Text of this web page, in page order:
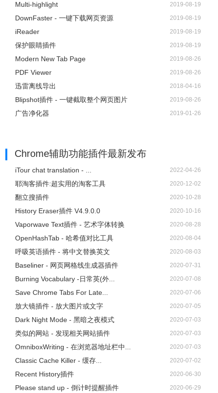
Multi-highlight 2019-08-19
DownFaster - 一键下载网页资源 2019-08-19
iReader 2019-08-19
保护眼睛插件 2019-08-19
Modern New Tab Page 2019-08-26
PDF Viewer 2019-08-26
迅雷离线导出 2018-04-16
Blipshot插件 - 一键截取整个网页图片 2019-08-26
广告净化器 2019-01-26
Chrome辅助功能插件最新发布
iTour chat translation - ... 2022-04-26
耶淘客插件:超实用的淘客工具 2020-12-02
翻立搜插件 2020-10-28
History Eraser插件 V4.9.0.0 2020-10-16
Vaporwave Text插件 - 艺术字体转换 2020-08-28
OpenHashTab - 哈希值对比工具 2020-08-04
呼吸英语插件 - 将中文替换英文 2020-08-03
Baseliner - 网页网格线生成器插件 2020-07-31
Burning Vocabulary -日常英(外... 2020-07-08
Save Chrome Tabs For Late... 2020-07-06
放大镜插件 - 放大图片或文字 2020-07-05
Dark Night Mode - 黑暗之夜模式 2020-07-03
类似的网站 - 发现相关网站插件 2020-07-03
OmniboxWriting - 在浏览器地址栏中... 2020-07-03
Classic Cache Killer - 缓存... 2020-07-02
Recent History插件 2020-06-30
Please stand up - 倒计时提醒插件 2020-06-29